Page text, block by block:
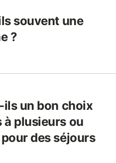
souvent une
?
ils un bon choix
plusieurs ou
des séjours